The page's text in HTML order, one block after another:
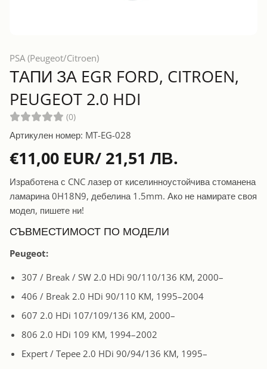
PSA (Peugeot/Citroen)
ТАПИ ЗА EGR FORD, CITROEN,
PEUGEOT 2.0 HDI
(0)
Артикулен номер: MT-EG-028
€11,00 EUR/ 21,51 ЛВ.
EGR ТАПА PEUGEOT / CITROEN / FORD 2.0 HDI
Изработена с CNC лазер от киселинноустойчива стоманена
ламарина 0H18N9, дебелина 1.5mm. Ако не намирате своя
модел, пишете ни!
СЪВМЕСТИМОСТ ПО МОДЕЛИ
Peugeot:
307 / Break / SW 2.0 HDi 90/110/136 KM, 2000–
406 / Break 2.0 HDi 90/110 KM, 1995–2004
607 2.0 HDi 107/109/136 KM, 2000–
806 2.0 HDi 109 KM, 1994–2002
Expert / Tepee 2.0 HDi 90/94/136 KM, 1995–